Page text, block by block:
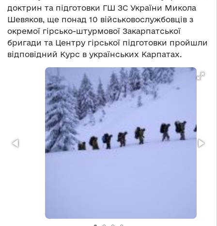
доктрин та підготовки ГШ ЗС України Микола
Шевяков, ще понад 10 військовослужбовців з
окремої гірсько-штурмової Закарпатської
бригади та Центру гірської підготовки пройшли
відповідний Курс в українських Карпатах.